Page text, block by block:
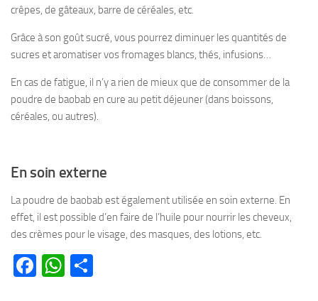
crêpes, de gâteaux, barre de céréales, etc.
Grâce à son goût sucré, vous pourrez diminuer les quantités de
sucres et aromatiser vos fromages blancs, thés, infusions…
En cas de fatigue, il n’y a rien de mieux que de consommer de la
poudre de baobab en cure au petit déjeuner (dans boissons,
céréales, ou autres).
En soin externe
La poudre de baobab est également utilisée en soin externe. En
effet, il est possible d’en faire de l’huile pour nourrir les cheveux,
des crèmes pour le visage, des masques, des lotions, etc.
Facebook
WhatsApp